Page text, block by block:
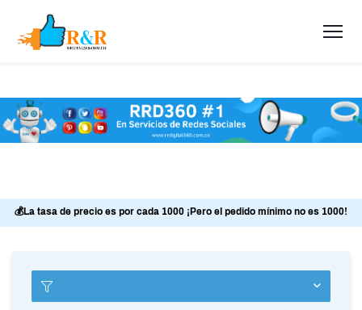
💰La tasa de precio es por cada 1000 ¡Pero el pedido mínimo no es 1000!